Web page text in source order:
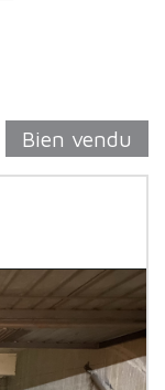
Bien vendu